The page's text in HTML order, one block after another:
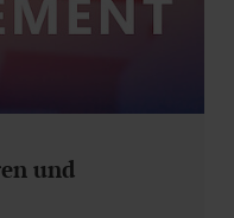
und